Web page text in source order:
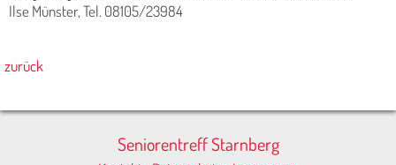
Ilse Münster, Tel. 08105/23984
zurück
Seniorentreff Starnberg